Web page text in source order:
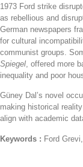
1973 Ford strike
as rebellious and
German newspapers
for cultural
communist groups.
Spiegel , offered more
inequality and poor
Güney Dal’s novel
making historical
align with academic
Keywords : Ford